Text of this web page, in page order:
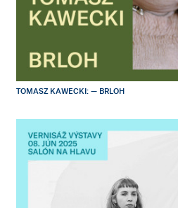
TOMASZ KAWECKI: — BRLOH